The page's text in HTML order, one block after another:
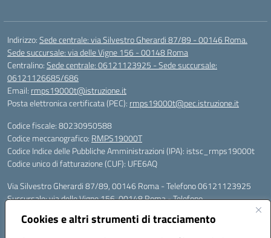
Cookies e altri strumenti di tracciamento
Indirizzo:Sede centrale: via Silvestro Gherardi 87/89 - 00146 Roma.
Sede succursale: via delle Vigne 156 - 00148 Roma
Centralino:Sede centrale: 06121123925 - Sede succursale:
06121126685/686
Email: rmps19000t@istruzione.it
Posta elettronica certificata (PEC): rmps19000t@pec.istruzione.it
Codice fiscale: 80230950588
Codice meccanografico: RMPS19000T
Codice Indice delle Pubbliche Amministrazioni (IPA): istsc_rmps19000t
Codice unico di fatturazione (CUF): UFE6AQ
Via Silvestro Gherardi 87/89, 00146 Roma - Telefono 06121123925
Succursale: via delle Vigne 156, 00148 Roma - Telefono
Mail: rmps19000t@istruzione.it - PEC: rmps19000t@pec.istruzione.it